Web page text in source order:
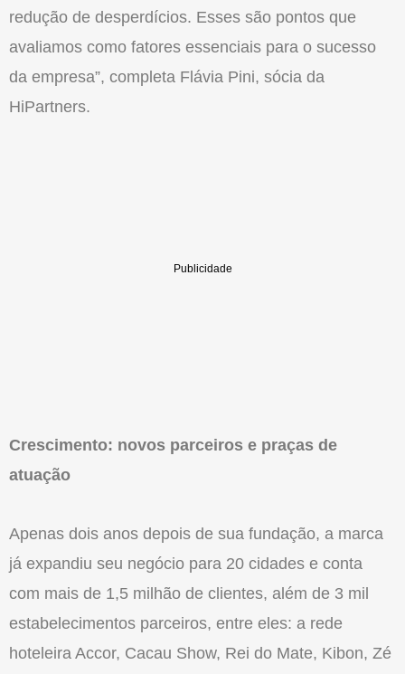
redução de desperdícios. Esses são pontos que
avaliamos como fatores essenciais para o sucesso
da empresa”, completa Flávia Pini, sócia da
HiPartners.
Crescimento: novos parceiros e praças de
atuação
Apenas dois anos depois de sua fundação, a marca
já expandiu seu negócio para 20 cidades e conta
com mais de 1,5 milhão de clientes, além de 3 mil
estabelecimentos parceiros, entre eles: a rede
hoteleira Accor, Cacau Show, Rei do Mate, Kibon, Zé